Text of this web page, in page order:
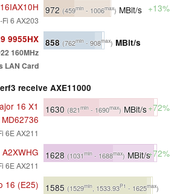
Fi 6 AX203
972 (459min- 1006max) MBit/s +13%
9955HX
160MHz
LAN Card
858 (762min - 908max) MBit/s
receive AXE11000
16 X1
MD62736
6E AX211
1630 (821min - 1690max) MBit/s+72%
6E AX211
1628 (1031min - 1688max)MBit/s+72%
16 (E25) 1585 (1529min , 1533.93P1 - 1625max)